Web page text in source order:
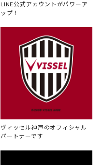
LINE公式アカウントがパワーア
ップ！
ヴィッセル神戸のオフィシャル
パートナーです